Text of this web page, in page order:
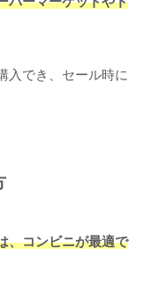
入でき、セール時に
、コンビニが最適で